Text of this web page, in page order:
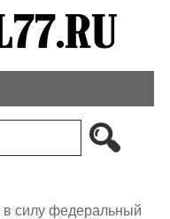
в силу федеральный